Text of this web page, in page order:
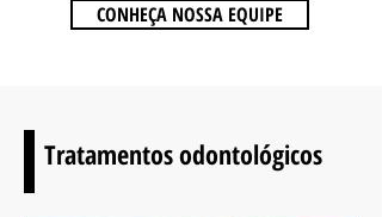
CONHEÇA NOSSA EQUIPE
Tratamentos odontológicos